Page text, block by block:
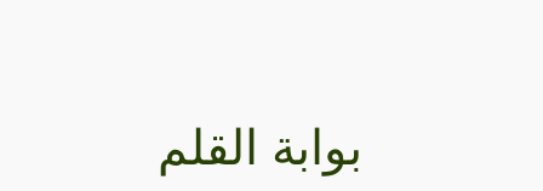
بوابة القلم